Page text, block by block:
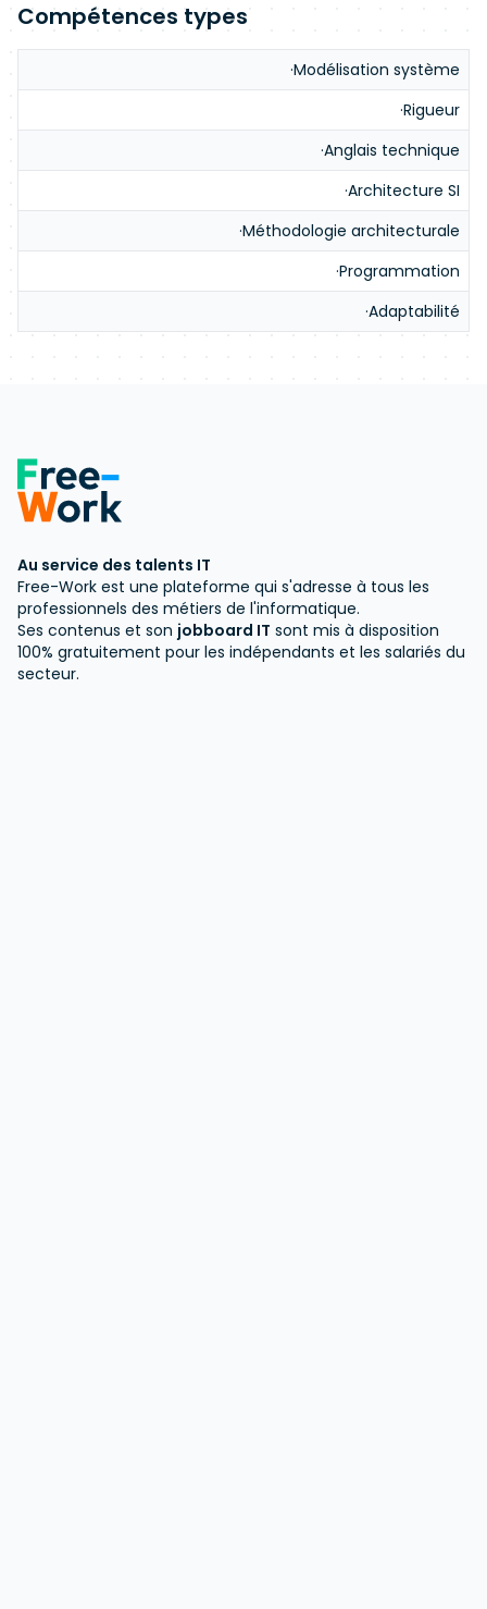
Compétences types
·Modélisation système
·Rigueur
·Anglais technique
·Architecture SI
·Méthodologie architecturale
·Programmation
·Adaptabilité
Au service des talents IT
Free-Work est une plateforme qui s'adresse à tous les
professionnels des métiers de l'informatique.
Ses contenus et son jobboard IT sont mis à disposition
100% gratuitement pour les indépendants et les salariés du
secteur.